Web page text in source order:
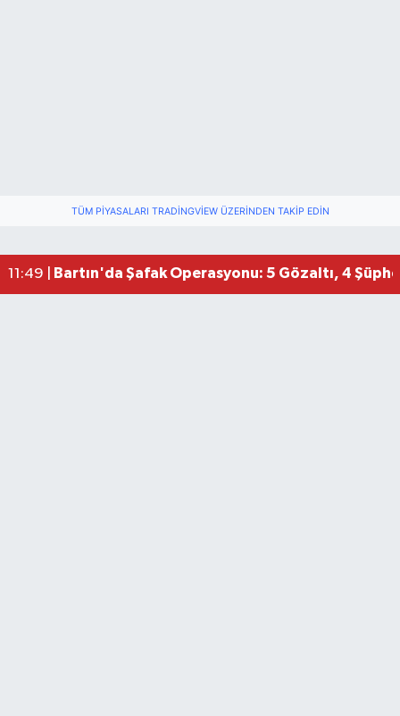
TÜM PIYASALARI TRADINGVIEW ÜZERINDEN TAKIP EDIN
11:49 | Bartın'da Şafak Operasyonu: 5 Gözaltı, 4